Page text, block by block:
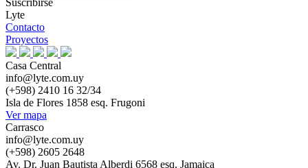
Suscribirse
Lyte
Contacto
Proyectos
Casa Central
info@lyte.com.uy
(+598) 2410 16 32/34
Isla de Flores 1858 esq. Frugoni
Ver mapa
Carrasco
info@lyte.com.uy
(+598) 2605 2648
Av. Dr. Juan Bautista Alberdi 6568 esq. Jamaica